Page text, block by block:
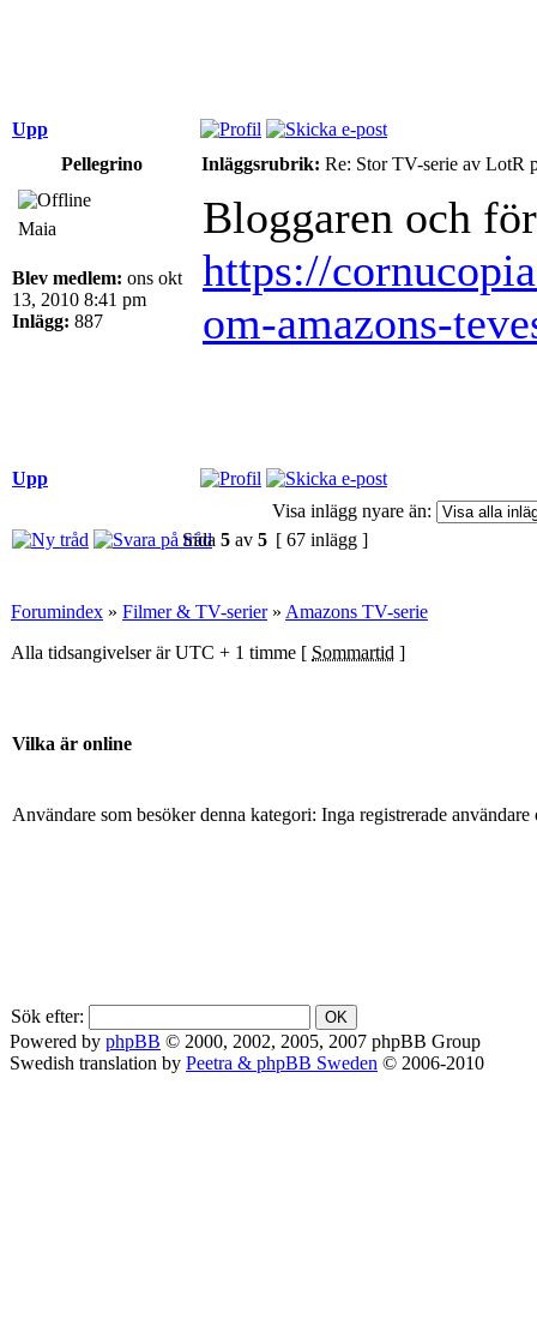
Upp
Pellegrino
Inläggsrubrik: Re: Stor TV-serie av LotR
Maia
Blev medlem: ons okt
13, 2010 8:41 pm
Inlägg: 887
Bloggaren och
https://
om-amazons-
Upp
Visa inlägg nyare än:
Sida 5 av 5 [ 67 inlägg ]
Forumindex » Filmer & TV-serier» Amazons TV-serie
Alla tidsangivelser är UTC + 1 timme [ Sommartid ]
Vilka är online
Användare som besöker denna kategori: Inga registrerade användare
Sök efter:
Powered by phpBB © 2000, 2002, 2005, 2007 phpBB Group
Swedish translation by Peetra & phpBB Sweden © 2006-2010